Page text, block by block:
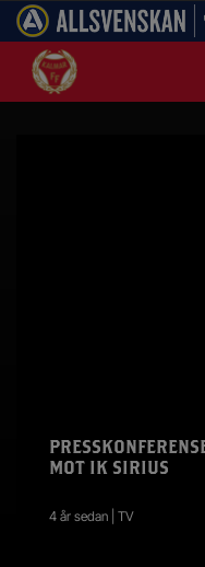
MOT IK SIRIUS
4 år sedan | TV